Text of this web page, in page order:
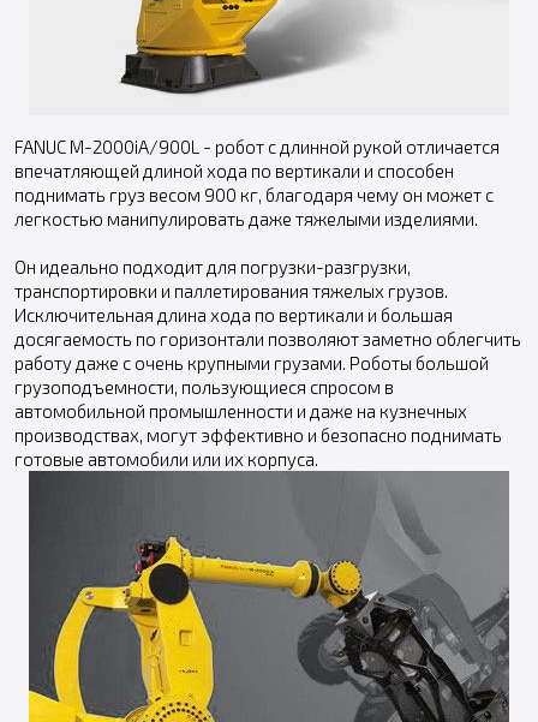
FANUC M-2000iA/900L - робот с длинной рукой отличается
впечатляющей длиной хода по вертикали и способен
поднимать груз весом 900 кг, благодаря чему он может с
легкостью манипулировать даже тяжелыми изделиями.
Он идеально подходит для погрузки-разгрузки,
транспортировки и паллетирования тяжелых грузов.
Исключительная длина хода по вертикали и большая
досягаемость по горизонтали позволяют заметно облегчить
работу даже с очень крупными грузами. Роботы большой
грузоподъемности, пользующиеся спросом в
автомобильной промышленности и даже на кузнечных
производствах, могут эффективно и безопасно поднимать
готовые автомобили или их корпуса.